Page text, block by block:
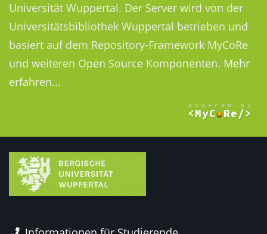
Universität Wuppertal. Der Server wird von der
Universitätsbibliothek Wuppertal betrieben und
basiert auf dem Repository-Framework MyCoRe
und weiteren Open Source Komponenten. Mehr
erfahren...